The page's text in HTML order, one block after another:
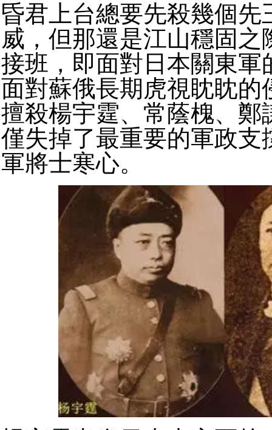
昏君上台總要先殺幾個先
威，但那還是江山穩固之
接班，即面對日本關東軍
面對蘇俄長期虎視眈眈的
擅殺楊宇霆、常蔭槐、鄭
僅失掉了最重要的軍政支
軍將士寒心。